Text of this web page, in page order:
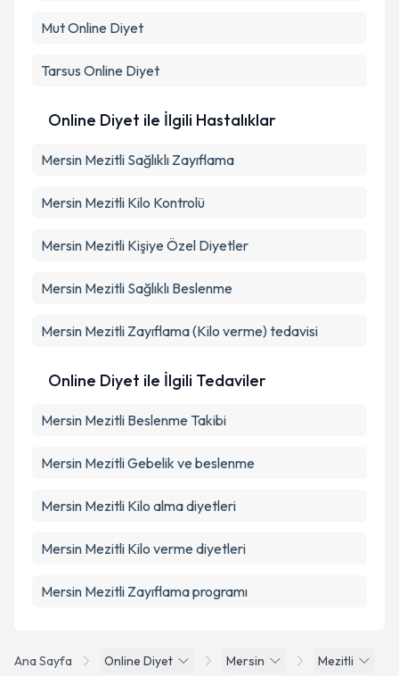
Ana Sayfa Online Diyet Mersin Mezitli
MutOnline Diyet
Tarsus Online Diyet
Online Diyet ile İlgili Hastalıklar
Mersin Mezitli Sağlıklı Zayıflama
Mersin Mezitli Kilo Kontrolü
Mersin Mezitli Kişiye Özel Diyetler
Mersin Mezitli Sağlıklı Beslenme
Mersin Mezitli Zayıflama (Kilo verme) tedavisi
Online Diyet ile İlgili Tedaviler
Mersin Mezitli Beslenme Takibi
Mersin Mezitli Gebelik ve beslenme
Mersin Mezitli Kilo alma diyetleri
Mersin Mezitli Kilo verme diyetleri
Mersin Mezitli Zayıflama programı